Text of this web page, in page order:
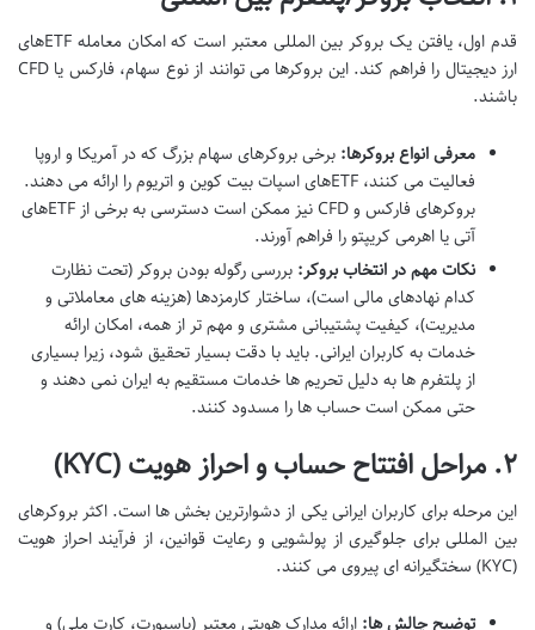
قدم اول، یافتن یک بروکر بین المللی معتبر است که امکان معامله ETFهای
ارز دیجیتال را فراهم کند. این بروکرها می توانند از نوع سهام، فارکس یا CFD
باشند.
معرفی انواع بروکرها: برخی بروکرهای سهام بزرگ که در آمریکا و اروپا
فعالیت می کنند، ETFهای اسپات بیت کوین و اتریوم را ارائه می دهند.
بروکرهای فارکس و CFD نیز ممکن است دسترسی به برخی از ETFهای
آتی یا اهرمی کریپتو را فراهم آورند.
نکات مهم در انتخاب بروکر: بررسی رگوله بودن بروکر (تحت نظارت
کدام نهادهای مالی است)، ساختار کارمزدها (هزینه های معاملاتی و
مدیریت)، کیفیت پشتیبانی مشتری و مهم تر از همه، امکان ارائه
خدمات به کاربران ایرانی. باید با دقت بسیار تحقیق شود، زیرا بسیاری
از پلتفرم ها به دلیل تحریم ها خدمات مستقیم به ایران نمی دهند و
حتی ممکن است حساب ها را مسدود کنند.
۲. مراحل افتتاح حساب و احراز هویت (KYC)
این مرحله برای کاربران ایرانی یکی از دشوارترین بخش ها است. اکثر بروکرهای
بین المللی برای جلوگیری از پولشویی و رعایت قوانین، از فرآیند احراز هویت
(KYC) سختگیرانه ای پیروی می کنند.
توضیح چالش ها: ارائه مدارک هویتی معتبر (پاسپورت، کارت ملی) و